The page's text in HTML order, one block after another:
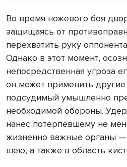
Во время ножевого боя
защищаясь от
перехватить руку
Однако в этот момент,
непосредственная угроза
он может применить
подсудимый умышленно
необходимой обороны.
нанес потерпевшему не
жизненно важные органы —
шею, а также в область